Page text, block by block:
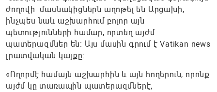
ժողովի մասնակիցներն աղոթել են Արցախի,
ինչպես նաև աշխարհում բոլոր այն
պետությունների համար, որտեղ այժմ
պատերազմներ են: Այս մասին գրում է Vatikan news
լրատվական կայքը:
«Ողորմէ համայն աշխարհին և այն հողերուն, որոնք
այժմ կը տառապին պատերազմներէ,